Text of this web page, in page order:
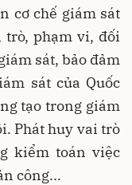
cơ chế giám sát
trò, phạm vi, đối
sát, bảo đảm
sát của Quốc
tạo trong giám
Phát huy vai trò
kiểm toán việc
công...